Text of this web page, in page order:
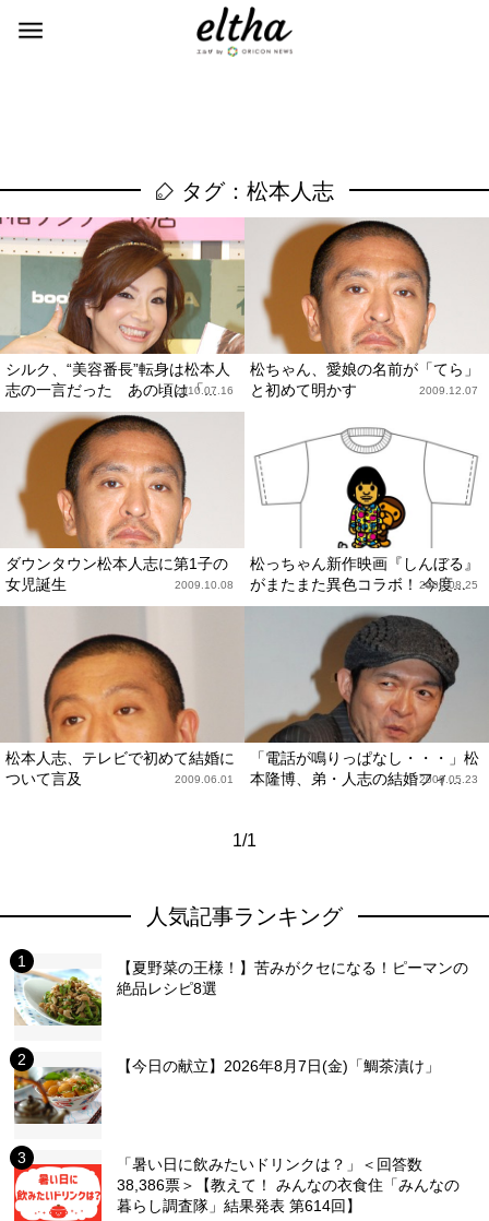
タグ：松本人志
シルク、“美容番長”転身は松本人
志の一言だった あの頃は「...
2010.07.16
松ちゃん、愛娘の名前が「てら」
と初めて明かす
2009.12.07
ダウンタウン松本人志に第1子の
女児誕生
2009.10.08
松っちゃん新作映画『しんぼる』
がまたまた異色コラボ！ 今度...
2009.08.25
松本人志、テレビで初めて結婚に
ついて言及
2009.06.01
「電話が鳴りっぱなし・・・」松
本隆博、弟・人志の結婚フィ...
2009.05.23
1/1
人気記事ランキング
【夏野菜の王様！】苦みがクセになる！ピーマンの
絶品レシピ8選
【今日の献立】2026年8月7日(金)「鯛茶漬け」
「暑い日に飲みたいドリンクは？」＜回答数
38,386票＞【教えて！ みんなの衣食住「みんなの
暮らし調査隊」結果発表 第614回】